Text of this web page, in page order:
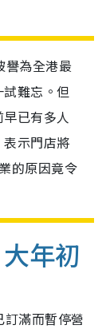
譽為全港最
難忘。但
已有多人
示門店將
的原因竟令
年初
滿而暫停營